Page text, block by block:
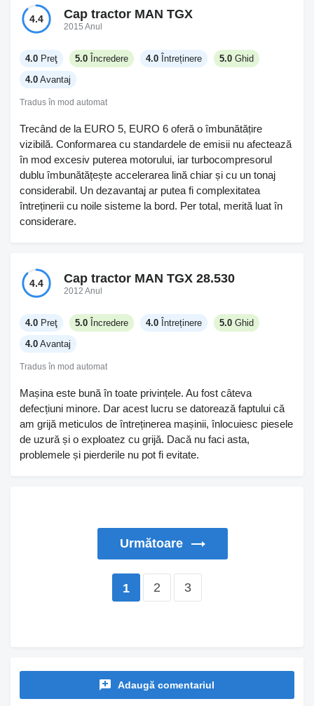
4.4 Cap tractor MAN TGX
2015 Anul
4.0 Preţ 5.0 Încredere 4.0 Întreținere 5.0 Ghid
4.0 Avantaj
Tradus în mod automat
Trecând de la EURO 5, EURO 6 oferă o îmbunătățire
vizibilă. Conformarea cu standardele de emisii nu afectează
în mod excesiv puterea motorului, iar turbocompresorul
dublu îmbunătățește accelerarea lină chiar și cu un tonaj
considerabil. Un dezavantaj ar putea fi complexitatea
întreținerii cu noile sisteme la bord. Per total, merită luat în
considerare.
4.4 Cap tractor MAN TGX 28.530
2012 Anul
4.0 Preţ 5.0 Încredere 4.0 Întreținere 5.0 Ghid
4.0 Avantaj
Tradus în mod automat
Mașina este bună în toate privințele. Au fost câteva
defecțiuni minore. Dar acest lucru se datorează faptului că
am grijă meticulos de întreținerea mașinii, înlocuiesc piesele
de uzură și o exploatez cu grijă. Dacă nu faci asta,
problemele și pierderile nu pot fi evitate.
Următoare
1 2 3
Adaugă comentariul